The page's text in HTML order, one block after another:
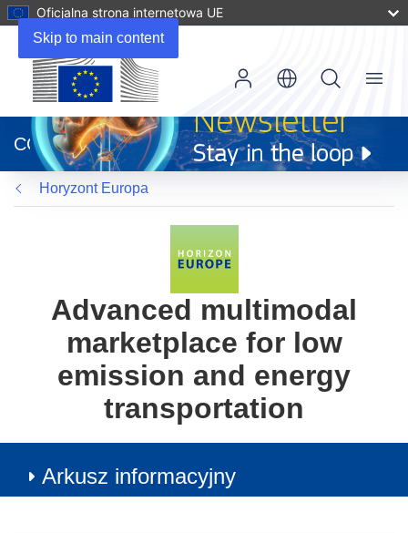
Skip to main content
Oficjalna strona internetowa UE
otworzy
się
w
nowym
oknie)
CORDIS
Menu
Horyzont Europa
Advanced multimodal
marketplace for low
emission and energy
transportation
Arkusz informacyjny